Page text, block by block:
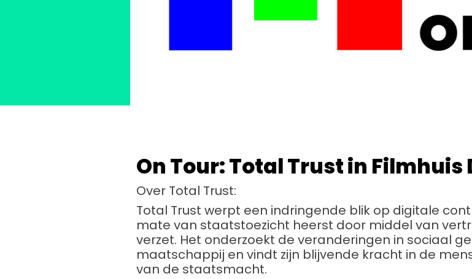
On Tour: Total Trust in Filmhuis
Over Total Trust:
Total Trust werpt een indringende blik op digitale
mate van staatstoezicht heerst door middel van
verzet. Het onderzoekt de veranderingen in sociaal
maatschappij en vindt zijn blijvende kracht in de
van de staatsmacht.